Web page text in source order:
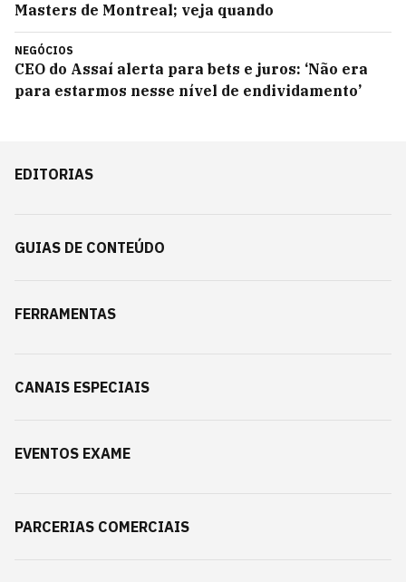
Masters de Montreal; veja quando
NEGÓCIOS
CEO do Assaí alerta para bets e juros: ‘Não era
para estarmos nesse nível de endividamento’
EDITORIAS
GUIAS DE CONTEÚDO
FERRAMENTAS
CANAIS ESPECIAIS
EVENTOS EXAME
PARCERIAS COMERCIAIS